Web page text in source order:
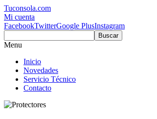
Tuconsola.com
Mi cuenta
FacebookTwitterGoogle PlusInstagram
Buscar
Menu
Inicio
Novedades
Servicio Técnico
Contacto